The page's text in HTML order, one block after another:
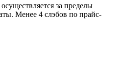
осуществляется за пределы
Менее 4 слэбов по прайс-